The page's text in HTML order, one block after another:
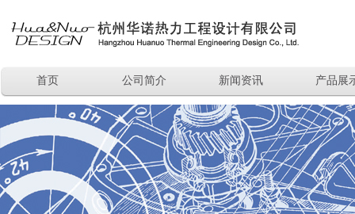
首页 公司简介 新闻资讯 产品展